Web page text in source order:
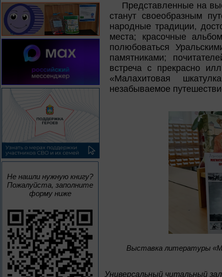
Не нашли нужную книгу?
Пожалуйста, заполните
форму ниже
Представленные на
станут своеобразным
народные традиции,
места; красочные
полюбоваться
памятниками;
встреча с прекрасно
«Малахитовая
незабываемое
Bыставка литературы
Универсальный читальный зал